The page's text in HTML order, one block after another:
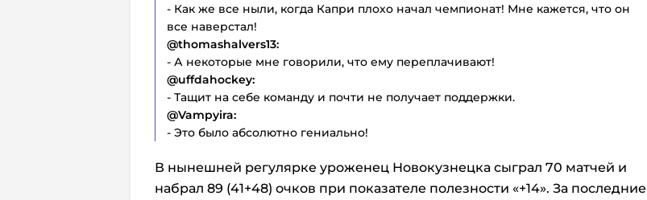
- Как же все ныли, когда Капри плохо начал чемпионат! Мне кажется, что он
все наверстал!
@thomashalvers13:
- А некоторые мне говорили, что ему переплачивают!
@uffdahockey:
- Тащит на себе команду и почти не получает поддержки.
@Vampyira:
- Это было абсолютно гениально!
В нынешней регулярке уроженец Новокузнецка сыграл 70 матчей и
набрал 89 (41+48) очков при показателе полезности «+14». За последние